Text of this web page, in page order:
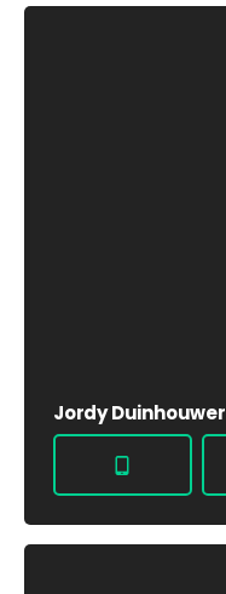
Jordy Duinhouwer